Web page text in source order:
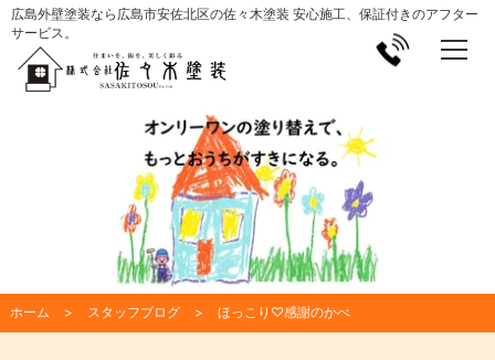
広島外壁塗装なら広島市安佐北区の佐々木塗装 安心施工、保証付きのアフター
サービス。
ホーム スタッフブログ ほっこり♡感謝のかべ